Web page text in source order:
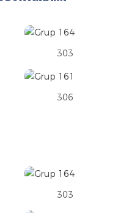
303
306
303